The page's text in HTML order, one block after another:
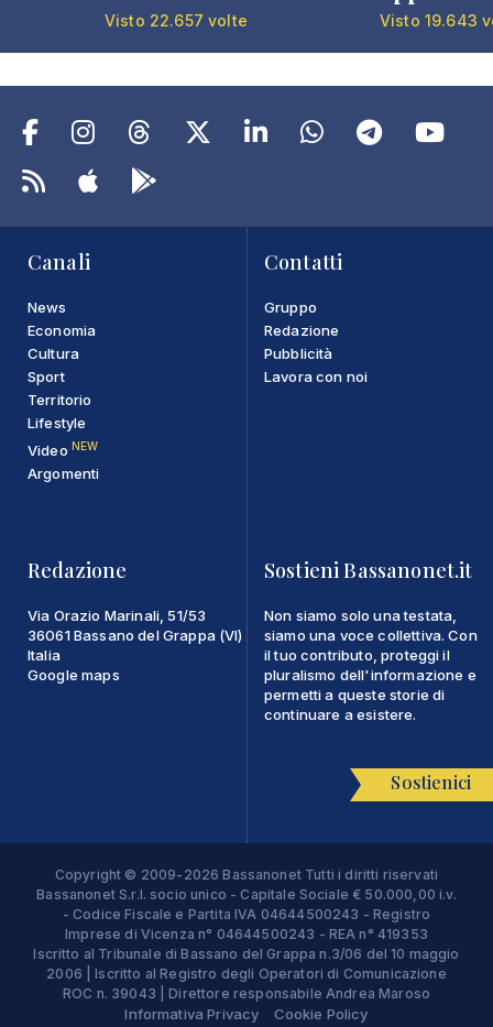
Visto 22.657 volte Visto 19.643
Canali
News
Economia
Cultura
Sport
Territorio
Lifestyle
Video NEW
Argomenti
Contatti
Gruppo
Redazione
Pubblicità
Lavora con noi
Redazione
Via Orazio Marinali, 51/53
36061 Bassano del Grappa (VI)
Italia
Google maps
Sostieni Bassanonet.it
Non siamo solo una testata,
siamo una voce collettiva. Con
il tuo contributo, proteggi il
pluralismo dell'informazione e
permetti a queste storie di
continuare a esistere.
Sostienici
Copyright © 2009-2026 Bassanonet Tutti i diritti riservati
Bassanonet S.r.l. socio unico - Capitale Sociale € 50.000,00 i.v.
- Codice Fiscale e Partita IVA 04644500243 - Registro
Imprese di Vicenza n° 04644500243 - REA n° 419353
Iscritto al Tribunale di Bassano del Grappa n.3/06 del 10 maggio
2006 | Iscritto al Registro degli Operatori di Comunicazione
ROC n. 39043 | Direttore responsabile Andrea Maroso
Informativa Privacy
Cookie Policy